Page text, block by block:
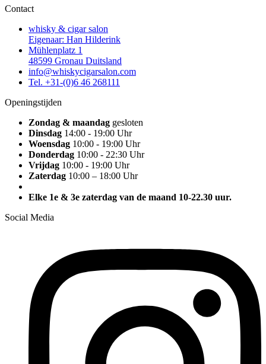
Contact
whisky & cigar salon
Eigenaar: Han Hilderink
Mühlenplatz 1
48599 Gronau Duitsland
info@whiskycigarsalon.com
Tel. +31-(0)6 46 268111
Openingstijden
Zondag & maandag gesloten
Dinsdag 14:00 - 19:00 Uhr
Woensdag 10:00 - 19:00 Uhr
Donderdag 10:00 - 22:30 Uhr
Vrijdag 10:00 - 19:00 Uhr
Zaterdag 10:00 – 18:00 Uhr
Elke 1e & 3e zaterdag van de maand 10-22.30 uur.
Social Media